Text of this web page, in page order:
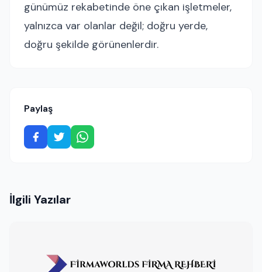
günümüz rekabetinde öne çıkan işletmeler,
yalnızca var olanlar değil; doğru yerde,
doğru şekilde görünenlerdir.
Paylaş
İlgili Yazılar